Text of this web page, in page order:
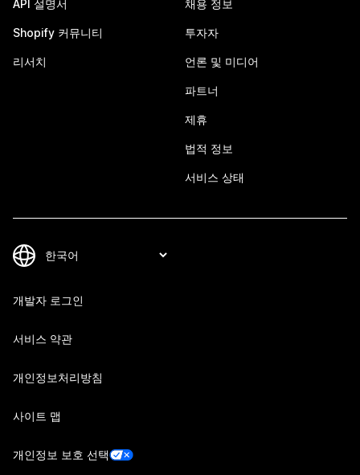
API 설명서
Shopify 커뮤니티
리서치
채용 정보
투자자
언론 및 미디어
파트너
제휴
법적 정보
서비스 상태
개발자 로그인
서비스 약관
개인정보처리방침
사이트 맵
개인정보 보호 선택